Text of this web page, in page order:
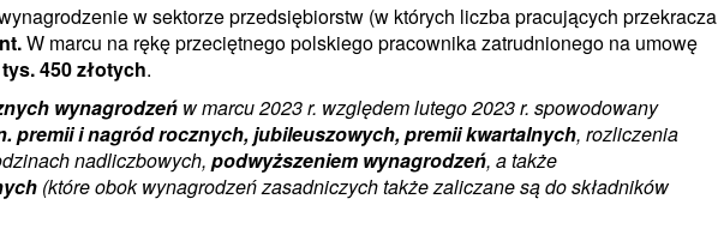
w sektorze przedsiębiorstw (w których liczba pracujących przekracza
W marcu na rękę przeciętnego polskiego pracownika zatrudnionego na umowę
450 złotych.
wynagrodzeń w marcu 2023 r. względem lutego 2023 r. spowodowany
premii i nagród rocznych, jubileuszowych, premii kwartalnych, rozliczenia
nadliczbowych, podwyższeniem wynagrodzeń, a także
(które obok wynagrodzeń zasadniczych także zaliczane są do składników